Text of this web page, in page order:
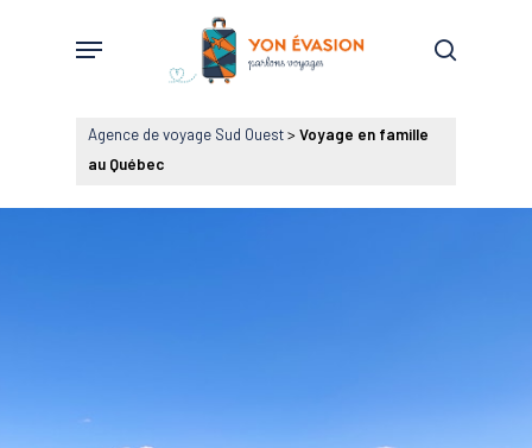
search
Menu
Agence de voyage Sud Ouest> Voyage en famille
au Québec